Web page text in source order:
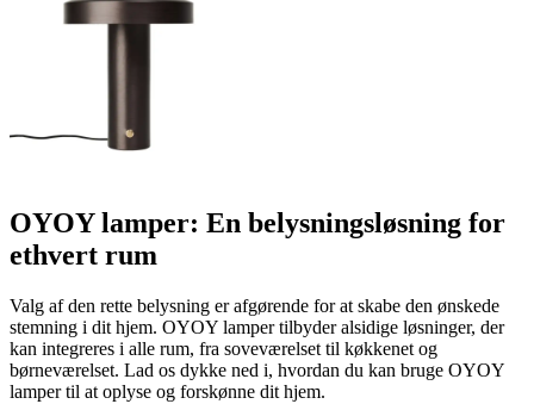
OYOY lamper: En belysningsløsning for
ethvert rum
Valg af den rette belysning er afgørende for at skabe den ønskede
stemning i dit hjem. OYOY lamper tilbyder alsidige løsninger, der
kan integreres i alle rum, fra soveværelset til køkkenet og
børneværelset. Lad os dykke ned i, hvordan du kan bruge OYOY
lamper til at oplyse og forskønne dit hjem.